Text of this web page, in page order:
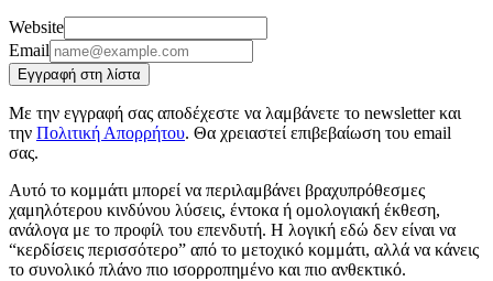
Website
Email
Εγγραφή στη λίστα
Με την εγγραφή σας αποδέχεστε να λαμβάνετε το newsletter και
την Πολιτική Απορρήτου. Θα χρειαστεί επιβεβαίωση του email
σας.
Αυτό το κομμάτι μπορεί να περιλαμβάνει βραχυπρόθεσμες
χαμηλότερου κινδύνου λύσεις, έντοκα ή ομολογιακή έκθεση,
ανάλογα με το προφίλ του επενδυτή. Η λογική εδώ δεν είναι να
“κερδίσεις περισσότερο” από το μετοχικό κομμάτι, αλλά να κάνεις
το συνολικό πλάνο πιο ισορροπημένο και πιο ανθεκτικό.